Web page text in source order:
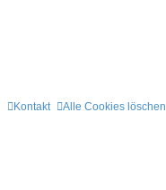
Alle Cookies löschen
Kontakt